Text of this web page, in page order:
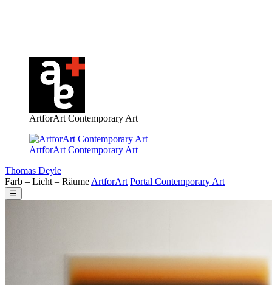
ArtforArt Contemporary Art
ArtforArt Contemporary Art
Thomas Deyle
Farb – Licht – Räume ArtforArt Portal Contemporary Art
☰